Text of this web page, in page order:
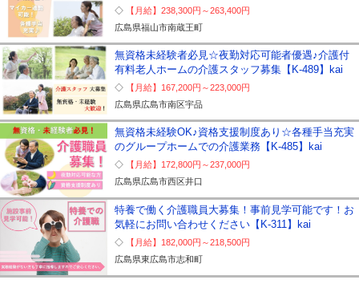
【月給】238,300円～263,400円
広島県福山市南蔵王町
無資格未経験者必見☆夜勤対応可能者優遇♪介護付
有料老人ホームの介護スタッフ募集【K-489】kai
【月給】 167,200円～223,000円
広島県広島市南区宇品
無資格未経験OK♪資格支援制度あり☆各種手当充実
のグループホームでの介護業務【K-485】kai
【月給】 172,800円～237,000円
広島県広島市西区井口
特養で働く介護職員大募集！事前見学可能です！お
気軽にお問い合わせください【K-311】kai
【月給】 182,000円～218,500円
広島県東広島市志和町